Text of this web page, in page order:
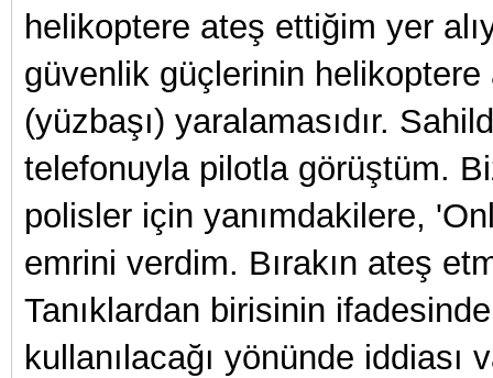
helikoptere ateş ettiğim yer
güvenlik güçlerinin
(yüzbaşı) yaralamasıdır.
telefonuyla pilotla görüştüm.
polisler için yanımdakilere,
emrini verdim. Bırakın ateş
Tanıklardan birisinin
kullanılacağı yönünde iddiası